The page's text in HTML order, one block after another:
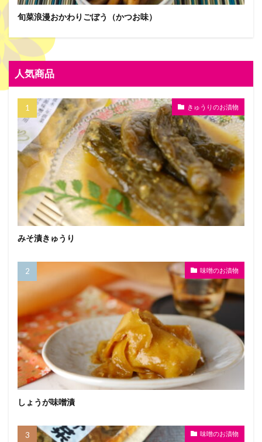
旬菜浪漫おかわりごぼう（かつお味）
人気商品
きゅうりのお漬物
みそ漬きゅうり
味噌のお漬物
しょうが味噌漬
味噌のお漬物